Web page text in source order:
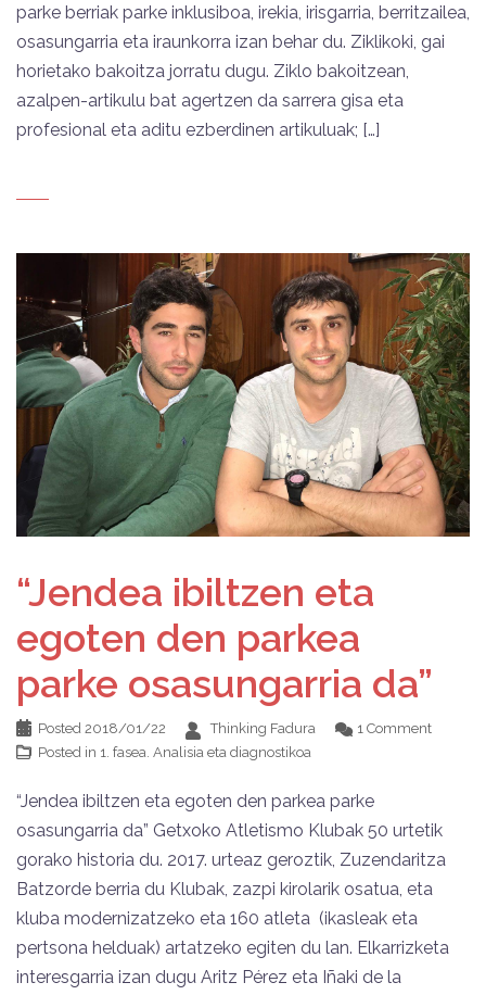
parke berriak parke inklusiboa, irekia, irisgarria, berritzailea,
osasungarria eta iraunkorra izan behar du. Ziklikoki, gai
horietako bakoitza jorratu dugu. Ziklo bakoitzean,
azalpen-artikulu bat agertzen da sarrera gisa eta
profesional eta aditu ezberdinen artikuluak; […]
“Jendea ibiltzen eta
egoten den parkea
parke osasungarria da”
Posted 2018/01/22 Thinking Fadura
1 Comment
Posted in 1. fasea. Analisia eta diagnostikoa
“Jendea ibiltzen eta egoten den parkea parke
osasungarria da” Getxoko Atletismo Klubak 50 urtetik
gorako historia du. 2017. urteaz geroztik, Zuzendaritza
Batzorde berria du Klubak, zazpi kirolarik osatua, eta
kluba modernizatzeko eta 160 atleta (ikasleak eta
pertsona helduak) artatzeko egiten du lan. Elkarrizketa
interesgarria izan dugu Aritz Pérez eta Iñaki de la